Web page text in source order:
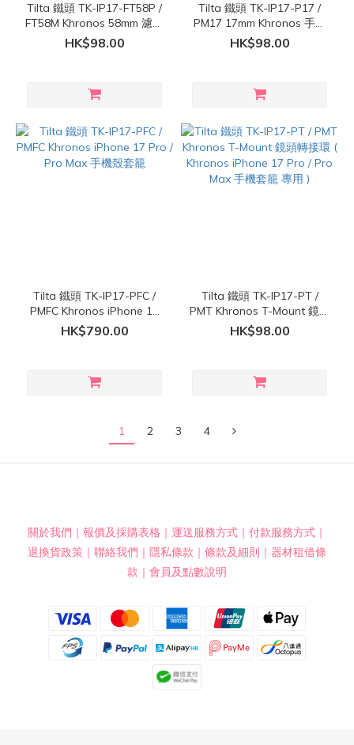
Tilta 鐵頭 TK-IP17-FT58P /
FT58M Khronos 58mm 濾鏡
轉接環 ( Khronos iPhone 17
Pro / Pro Max 手機套籠 專
HK$98.00
Tilta 鐵頭 TK-IP17-P17 /
PM17 17mm Khronos 手機
鏡頭轉接環 ( Khronos
iPhone 17 Pro / Pro Max 手
HK$98.00
Tilta 鐵頭 TK-IP17-PFC /
PMFC Khronos iPhone 17
Pro / Pro Max 手機殼套籠
HK$790.00
Tilta 鐵頭 TK-IP17-PT /
PMT Khronos T-Mount 鏡頭
轉接環 ( Khronos iPhone 17
Pro / Pro Max 手機套籠 專
HK$98.00
1 2 3 4
關於我們 ｜ 報價及採購表格 ｜ 運送服務方式 ｜ 付款服務方式 ｜
退換貨政策 ｜ 聯絡我們 ｜ 隱私條款 ｜ 條款及細則 ｜ 器材租借條
款 ｜ 會員及點數說明